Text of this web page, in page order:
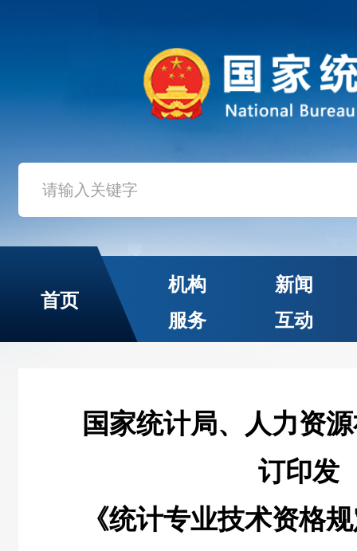
首页
机构
新闻
服务
互动
国家统计局、人力资
订印发
《统计专业技术资格